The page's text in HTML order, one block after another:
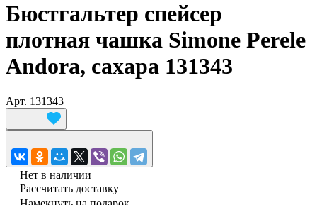
Бюстгальтер спейсер
плотная чашка Simone Perele
Andora, сахара 131343
Арт. 131343
Нет в наличии
Рассчитать доставку